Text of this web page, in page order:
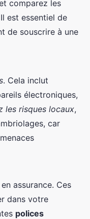
comparez les
est essentiel de
de souscrire à une
. Cela inclut
électroniques,
les risques locaux,
car
assurance. Ces
dans votre
polices